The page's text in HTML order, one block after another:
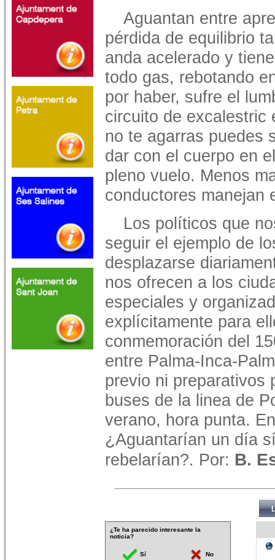
Aguantan entre
pérdida de equilibrio
anda acelerado y
todo gas, rebotando
por haber, sufre el
circuito de excalestric
no te agarras puedes
dar con el cuerpo en
pleno vuelo. Menos
conductores manejan
Los políticos que
seguir el ejemplo de
desplazarse
nos ofrecen a los
especiales y
explícitamente para
conmemoración del
entre Palma-Inca-
previo ni preparativos
buses de la linea de
verano, hora punta.
¿Aguantarían un día
rebelarían?. Por: B.
¿Te ha parecido interesante la
noticia?
Sí No